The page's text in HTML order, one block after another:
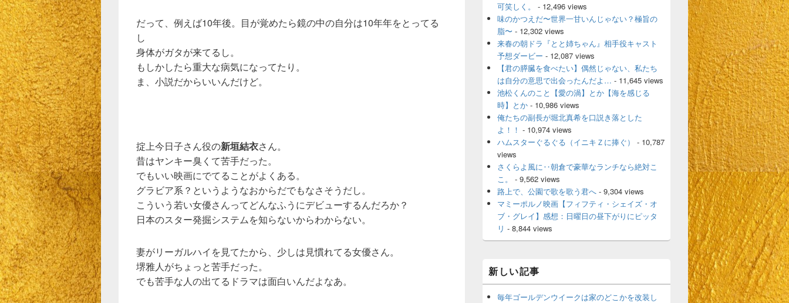
だって、例えば10年後。目が覚めたら鏡の中の自分は10年年をとってる
し
身体がガタが来てるし。
もしかしたら重大な病気になってたり。
ま、小説だからいいんだけど。
掟上今日子さん役の新垣結衣さん。
昔はヤンキー臭くて苦手だった。
でもいい映画にでてることがよくある。
グラビア系？というようなおからだでもなさそうだし。
こういう若い女優さんってどんなふうにデビューするんだろか？
日本のスター発掘システムを知らないからわからない。
妻がリーガルハイを見てたから、少しは見慣れてる女優さん。
堺雅人がちょっと苦手だった。
でも苦手な人の出てるドラマは面白いんだよなあ。
可笑しく。
- 12,496 views
味のかつえだ〜世界一甘いんじゃない？極旨の
脂〜 - 12,302 views
来春の朝ドラ『とと姉ちゃん』相手役キャスト
予想ダービー - 12,087 views
【君の膵臓を食べたい】偶然じゃない、私たち
は自分の意思で出会ったんだよ… - 11,645 views
池松くんのこと【愛の渦】とか【海を感じる
時】とか - 10,986 views
俺たちの副長が堀北真希を口説き落とした
よ！！ - 10,974 views
ハムスターぐるぐる（イニキＺに捧ぐ）
- 10,787
views
さくらよ風に‥朝倉で豪華なランチなら絶対こ
こ。
- 9,562 views
路上で、公園で歌を歌う君へ - 9,304 views
マミーポルノ映画【フィフティ・シェイズ・オ
ブ・グレイ】感想：日曜日の昼下がりにピッタ
リ - 8,844 views
新しい記事
毎年ゴールデンウイークは家のどこかを改装し